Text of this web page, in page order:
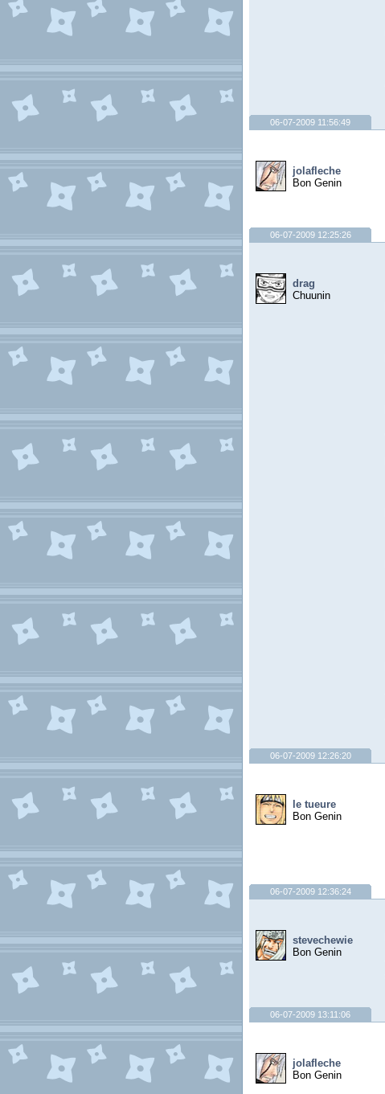
06-07-2009 11:56:49
jolafleche
Bon Genin
06-07-2009 12:25:26
drag
Chuunin
06-07-2009 12:26:20
le tueure
Bon Genin
06-07-2009 12:36:24
stevechewie
Bon Genin
06-07-2009 13:11:06
jolafleche
Bon Genin